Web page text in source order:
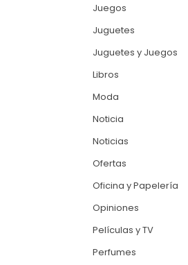
Juegos
Juguetes
Juguetes y Juegos
Libros
Moda
Noticia
Noticias
Ofertas
Oficina y Papelería
Opiniones
Películas y TV
Perfumes